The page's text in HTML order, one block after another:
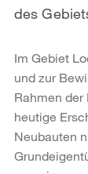
des
Im Gebiet
und zur
Rahmen
heutige
Neubauten